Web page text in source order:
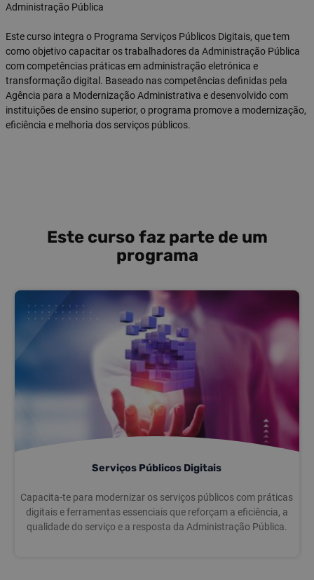
Administração Pública
Este curso integra o Programa Serviços Públicos Digitais, que tem
como objetivo capacitar os trabalhadores da Administração Pública
com competências práticas em administração eletrónica e
transformação digital. Baseado nas competências definidas pela
Agência para a Modernização Administrativa e desenvolvido com
instituições de ensino superior, o programa promove a modernização,
eficiência e melhoria dos serviços públicos.
Este curso faz parte de um
programa
Serviços Públicos Digitais
Capacita-te para modernizar os serviços públicos com práticas
digitais e ferramentas essenciais que reforçam a eficiência, a
qualidade do serviço e a resposta da Administração Pública.